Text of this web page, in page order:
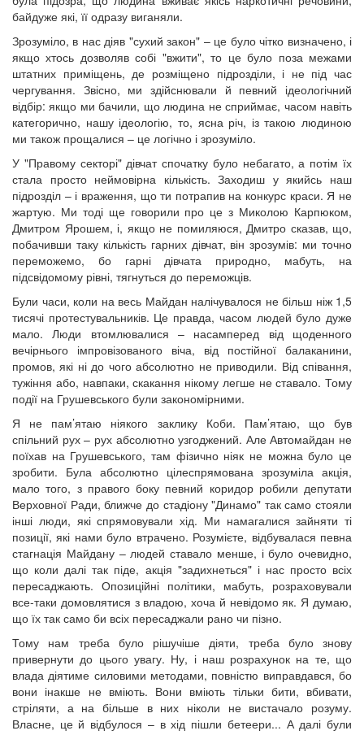
байдуже які, її одразу виганяли.
Зрозуміло, в нас діяв "сухий закон" – це було чітко визначено, і
якщо хтось дозволяв собі "вжити", то це було поза межами
штатних приміщень, де розміщено підрозділи, і не під час
чергування. Звісно, ми здійснювали й певний ідеологічний
відбір: якщо ми бачили, що людина не сприймає, часом навіть
категорично, нашу ідеологію, то, ясна річ, із такою людиною
ми також прощалися – це логічно і зрозуміло.
У "Правому секторі" дівчат спочатку було небагато, а потім їх
стала просто неймовірна кількість. Заходиш у якийсь наш
підрозділ – і враження, що ти потрапив на конкурс краси. Я не
жартую. Ми тоді ще говорили про це з Миколою Карпюком,
Дмитром Ярошем, і, якщо не помиляюся, Дмитро сказав, що,
побачивши таку кількість гарних дівчат, він зрозумів: ми точно
переможемо, бо гарні дівчата природно, мабуть, на
підсвідомому рівні, тягнуться до переможців.
Були часи, коли на весь Майдан налічувалося не більш ніж 1,5
тисячі протестувальників. Це правда, часом людей було дуже
мало. Люди втомлювалися – насамперед від щоденного
вечірнього імпровізованого віча, від постійної балаканини,
промов, які ні до чого абсолютно не приводили. Від співання,
тужіння або, навпаки, скакання нікому легше не ставало. Тому
події на Грушевського були закономірними.
Я не пам’ятаю ніякого заклику Коби. Пам’ятаю, що був
спільний рух – рух абсолютно узгоджений. Але Автомайдан не
поїхав на Грушевського, там фізично ніяк не можна було це
зробити. Була абсолютно цілеспрямована зрозуміла акція,
мало того, з правого боку певний коридор робили депутати
Верховної Ради, ближче до стадіону "Динамо" так само стояли
інші люди, які спрямовували хід. Ми намагалися зайняти ті
позиції, які нами було втрачено. Розумієте, відбувалася певна
стагнація Майдану – людей ставало менше, і було очевидно,
що коли далі так піде, акція "задихнеться" і нас просто всіх
пересаджають. Опозиційні політики, мабуть, розраховували
все-таки домовлятися з владою, хоча й невідомо як. Я думаю,
що їх так само би всіх пересаджали рано чи пізно.
Тому нам треба було рішучіше діяти, треба було знову
привернути до цього увагу. Ну, і наш розрахунок на те, що
влада діятиме силовими методами, повністю виправдався, бо
вони інакше не вміють. Вони вміють тільки бити, вбивати,
стріляти, а на більше в них ніколи не вистачало розуму.
Власне, це й відбулося – в хід пішли бетеери... А далі були